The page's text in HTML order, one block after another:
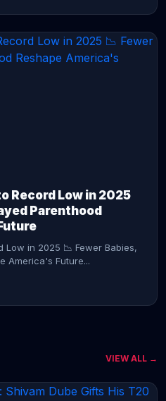
Record Low in 2025
Parenthood
Low in 2025 📉 Fewer Babies,
America's Future...
VIEW ALL →